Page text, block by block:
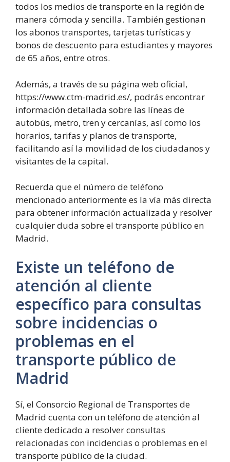
todos los medios de transporte en la región de
manera cómoda y sencilla. También gestionan
los abonos transportes, tarjetas turísticas y
bonos de descuento para estudiantes y mayores
de 65 años, entre otros.
Además, a través de su página web oficial,
https://www.ctm-madrid.es/, podrás encontrar
información detallada sobre las líneas de
autobús, metro, tren y cercanías, así como los
horarios, tarifas y planos de transporte,
facilitando así la movilidad de los ciudadanos y
visitantes de la capital.
Recuerda que el número de teléfono
mencionado anteriormente es la vía más directa
para obtener información actualizada y resolver
cualquier duda sobre el transporte público en
Madrid.
Existe un teléfono de
atención al cliente
específico para consultas
sobre incidencias o
problemas en el
transporte público de
Madrid
Sí, el Consorcio Regional de Transportes de
Madrid cuenta con un teléfono de atención al
cliente dedicado a resolver consultas
relacionadas con incidencias o problemas en el
transporte público de la ciudad.